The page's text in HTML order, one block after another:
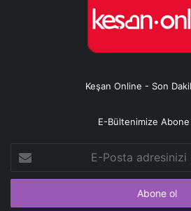
Keşan Online - Son
E-Bültenimize
Posta
adresinizi